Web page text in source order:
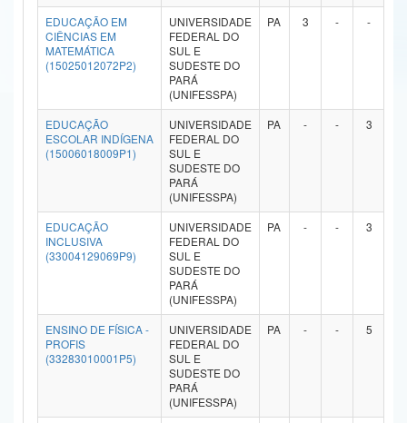
Gabinete de Segurança Institucional
Advocacia-Geral da União
EDUCAÇÃO EM
CIÊNCIAS EM
MATEMÁTICA
(15025012072P2)
UNIVERSIDADE
FEDERAL DO
SUL E
SUDESTE DO
PARÁ
(UNIFESSPA)
PA 3 - -
EDUCAÇÃO
ESCOLAR INDÍGENA
(15006018009P1)
UNIVERSIDADE
FEDERAL DO
SUL E
SUDESTE DO
PARÁ
(UNIFESSPA)
PA - - 3
EDUCAÇÃO
INCLUSIVA
(33004129069P9)
UNIVERSIDADE
FEDERAL DO
SUL E
SUDESTE DO
PARÁ
(UNIFESSPA)
PA - - 3
ENSINO DE FÍSICA -
PROFIS
(33283010001P5)
UNIVERSIDADE
FEDERAL DO
SUL E
SUDESTE DO
PARÁ
(UNIFESSPA)
PA - - 5